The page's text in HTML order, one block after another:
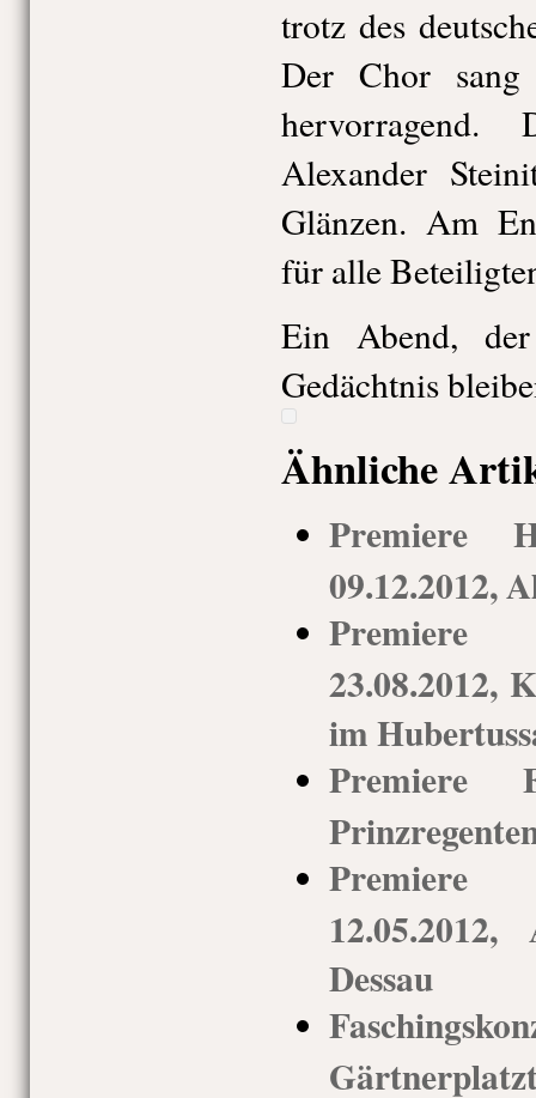
trotz des
Der Chor sang
hervorragend.
Alexander
Glänzen. Am
für alle
Ein Abend,
Gedächtnis
Ähnliche
Premiere
09.12.2012,
Premiere
23.08.2012,
im
Premiere
Premiere
12.05.2012,
Dessau